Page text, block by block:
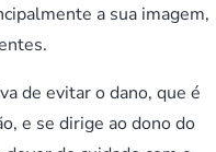
a sua imagem,
de evitar o dano, que é
e se dirige ao dono do